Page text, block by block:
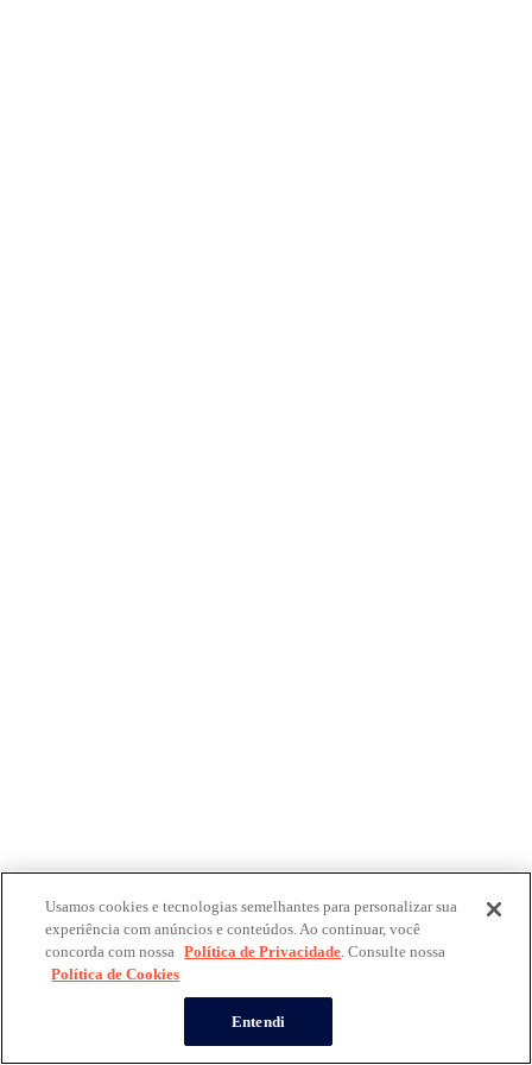
Usamos cookies e tecnologias semelhantes para personalizar sua
experiência com anúncios e conteúdos. Ao continuar, você
concorda com nossa Política de Privacidade. Consulte nossa
Política de Cookies
Entendi